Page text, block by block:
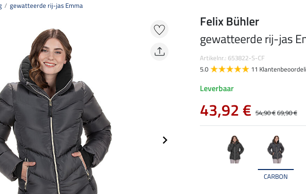
gewatteerde rij-jas Emma
CARBON
Felix Bühler
gewatteerde rij-jas
Artikelnr.: 653822-S-CF
5.0
11
Leverbaar
43,92 € 54,90 €69,90 €